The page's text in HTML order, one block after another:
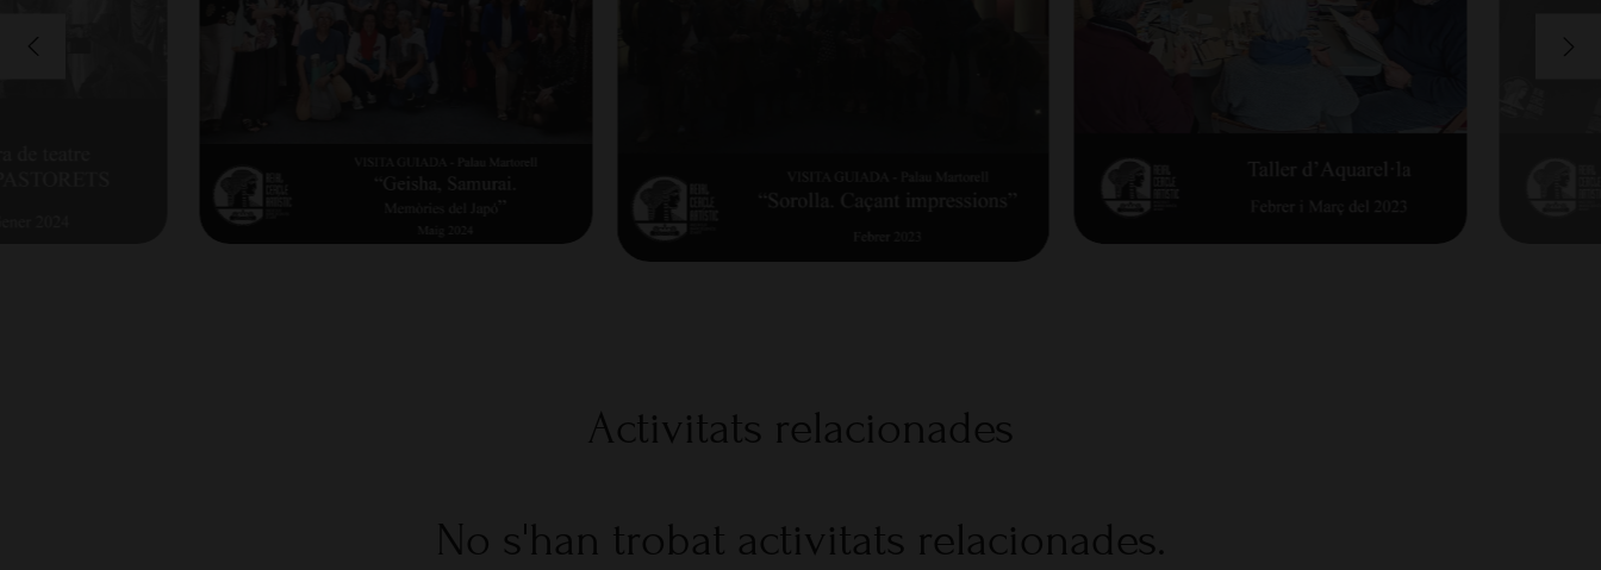
Activitats relacionades
No s'han trobat activitats relacionades.